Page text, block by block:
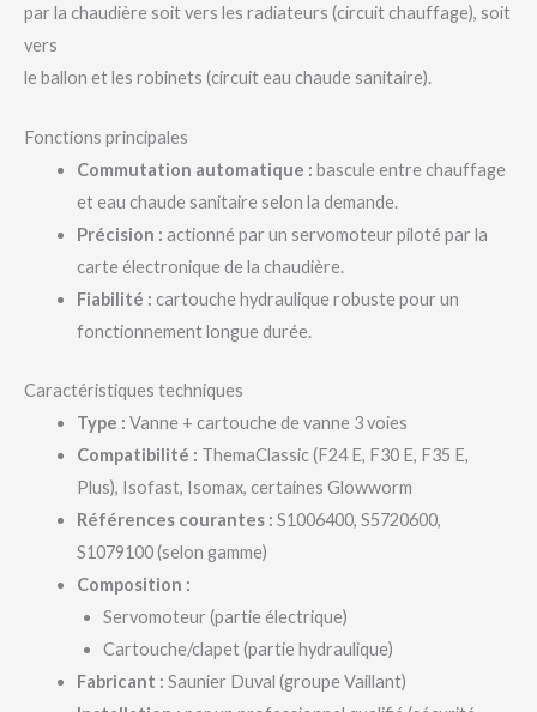
par la chaudière soit vers les radiateurs (circuit chauffage), soit
vers
le ballon et les robinets (circuit eau chaude sanitaire).
Fonctions principales
Commutation automatique : bascule entre chauffage
et eau chaude sanitaire selon la demande.
Précision : actionné par un servomoteur piloté par la
carte électronique de la chaudière.
Fiabilité : cartouche hydraulique robuste pour un
fonctionnement longue durée.
Caractéristiques techniques
Type : Vanne + cartouche de vanne 3 voies
Compatibilité : ThemaClassic (F24 E, F30 E, F35 E,
Plus), Isofast, Isomax, certaines Glowworm
Références courantes : S1006400, S5720600,
S1079100 (selon gamme)
Composition :
Servomoteur (partie électrique)
Cartouche/clapet (partie hydraulique)
Fabricant : Saunier Duval (groupe Vaillant)